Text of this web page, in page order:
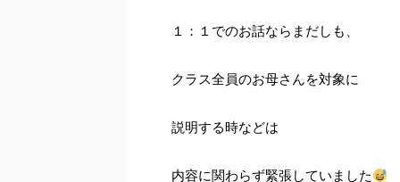
１：１でのお話ならまだしも、
クラス全員のお母さんを対象に
説明する時などは
内容に関わらず緊張していました